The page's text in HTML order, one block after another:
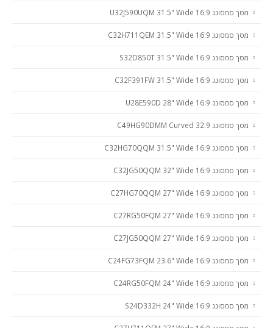
מסך סמסונג U32J590UQM 31.5" Wide 16:9
מסך סמסונג C32H711QEM 31.5" Wide 16:9
מסך סמסונג S32D850T 31.5" Wide 16:9
מסך סמסונג C32F391FW 31.5" Wide 16:9
מסך סמסונג U28E590D 28" Wide 16:9
מסך סמסונג C49HG90DMM Curved 32:9
מסך סמסונג C32HG70QQM 31.5" Wide 16:9
מסך סמסונג C32JG50QQM 32" Wide 16:9
מסך סמסונג C27HG70QQM 27" Wide 16:9
מסך סמסונג C27RG50FQM 27" Wide 16:9
מסך סמסונג C27JG50QQM 27" Wide 16:9
מסך סמסונג C24FG73FQM 23.6" Wide 16:9
מסך סמסונג C24RG50FQM 24" Wide 16:9
מסך סמסונג S24D332H 24" Wide 16:9